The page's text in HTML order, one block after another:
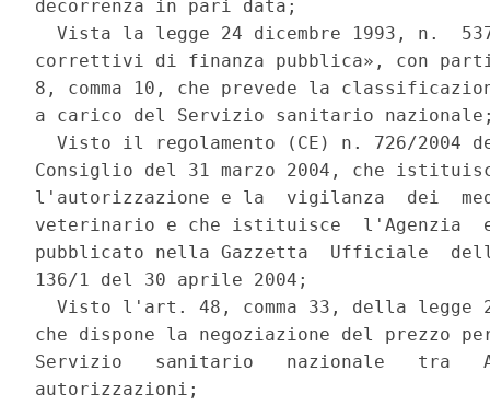
decorrenza in pari data;
Vista la legge 24 dicembre 1993, n.
correttivi di finanza pubblica», con
8, comma 10, che prevede la
a carico del Servizio sanitario
Visto il regolamento (CE) n. 726/2004
Consiglio del 31 marzo 2004, che
l'autorizzazione e la  vigilanza  dei
veterinario e che istituisce  l'Agenzia
pubblicato nella Gazzetta  Ufficiale
136/1 del 30 aprile 2004;
Visto l'art. 48, comma 33, della legge
che dispone la negoziazione del prezzo
Servizio   sanitario   nazionale   tra
autorizzazioni;